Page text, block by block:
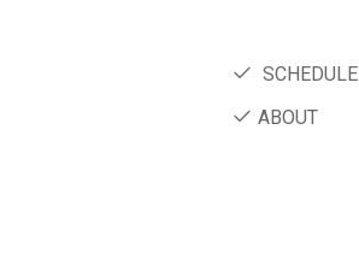
SCHEDULE
ABOUT